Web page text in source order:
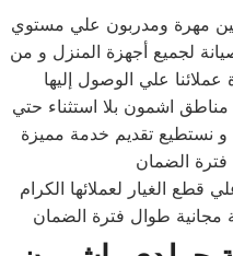
مهرة ومدربون علي مستوي
لجميع أجهزة المنزل و من
علي الوصول إليها
اشمون بلا استثناء حتي
و نستطيع تقديم خدمة مميزة
فترة الضمان
قطع الغيار لعملائها الكرام
مجانية طوال فترة الضمان